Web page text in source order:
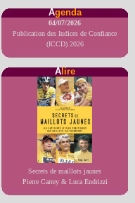
Agenda
04/07/2026
Publication des Indices de Confiance
(ICCD) 2026
Alire
Secrets de maillots jaunes
Pierre Carrey & Luca Endrizzi